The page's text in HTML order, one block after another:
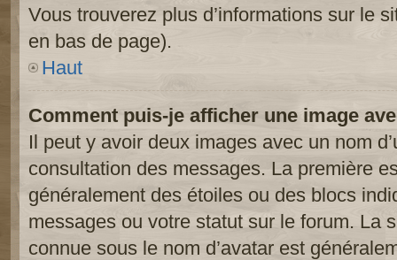
Vous trouverez plus d’informations sur le
en bas de page).
Haut
Comment puis-je afficher une image
Il peut y avoir deux images avec un nom
consultation des messages. La première
généralement des étoiles ou des blocs
messages ou votre statut sur le forum. La
connue sous le nom d’avatar est